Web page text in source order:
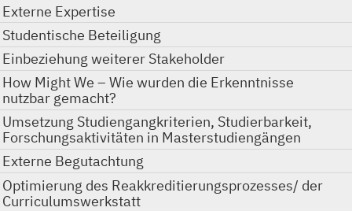
Externe Expertise
Studentische Beteiligung
Einbeziehung weiterer Stakeholder
How Might We – Wie wurden die Erkenntnisse
nutzbar gemacht?
Umsetzung Studiengangkriterien, Studierbarkeit,
Forschungsaktivitäten in Masterstudiengängen
Externe Begutachtung
Optimierung des Reakkreditierungsprozesses/ der
Curriculumswerkstatt